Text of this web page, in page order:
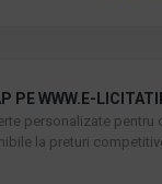
PE WWW.E-
personalizate pentru
la preturi